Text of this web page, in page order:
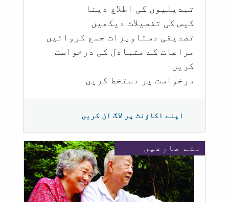
تبدیلیوں کی اطلاع دینا
کیس کی تفصیلات دیکھیں
تصدیقی دستاویزات جمع کروائیں
مراعات کے متبادل کی درخواست
کریں
درخواست پر دستخط کریں
اپنے اکاؤنٹ پر لاگ ان کریں
نئے صارفین